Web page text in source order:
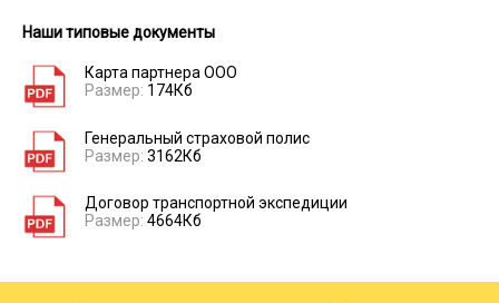
Наши типовые документы
Карта партнера ООО
Размер: 174Кб
Генеральный страховой полис
Размер: 3162Кб
Договор транспортной экспедиции
Размер: 4664Кб